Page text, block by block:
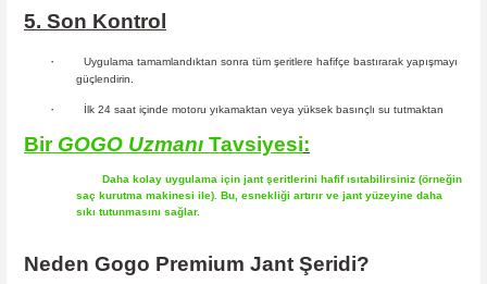
5. Son Kontrol
·
Uygulama tamamlandıktan sonra tüm şeritlere hafifçe bastırarak yapışmayı
güçlendirin.
· İlk 24 saat içinde motoru yıkamaktan veya yüksek basınçlı su tutmaktan
Bir GOGO Uzmanı Tavsiyesi:
Daha kolay uygulama için jant şeritlerini hafif ısıtabilirsiniz (örneğin
saç kurutma makinesi ile). Bu, esnekliği artırır ve jant yüzeyine daha
sıkı tutunmasını sağlar.
Neden Gogo Premium Jant Şeridi?